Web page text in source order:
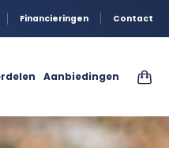
Financieringen Contact
Aanbiedingen